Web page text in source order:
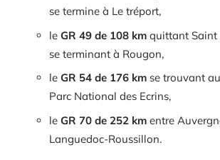
se termine à Le tréport,
le GR 49 de 108 km quittant Saint
se terminant à Rougon,
le GR 54 de 176 km se trouvant
Parc National des Ecrins,
le GR 70 de 252 km entre
Languedoc-Roussillon.